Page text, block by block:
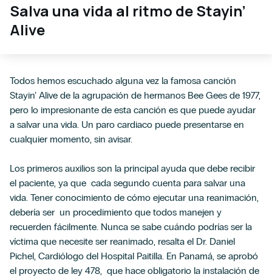
Salva una vida al ritmo de Stayin’
Alive
Todos hemos escuchado alguna vez la famosa canción
Stayin’ Alive de la agrupación de hermanos Bee Gees de 1977,
pero lo impresionante de esta canción es que puede ayudar
a salvar una vida. Un paro cardiaco puede presentarse en
cualquier momento, sin avisar.
Los primeros auxilios son la principal ayuda que debe recibir
el paciente, ya que cada segundo cuenta para salvar una
vida. Tener conocimiento de cómo ejecutar una reanimación,
debería ser un procedimiento que todos manejen y
recuerden fácilmente. Nunca se sabe cuándo podrías ser la
víctima que necesite ser reanimado, resalta el Dr. Daniel
Pichel, Cardiólogo del Hospital Paitilla. En Panamá, se aprobó
el proyecto de ley 478, que hace obligatorio la instalación de